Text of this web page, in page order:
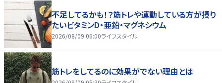
不足してるかも！？筋トレや運動している方が摂り
たいビタミンD・亜鉛・マグネシウム
2026/08/09 06:00ライフスタイル
筋トレをしてるのに効果がでない理由とは